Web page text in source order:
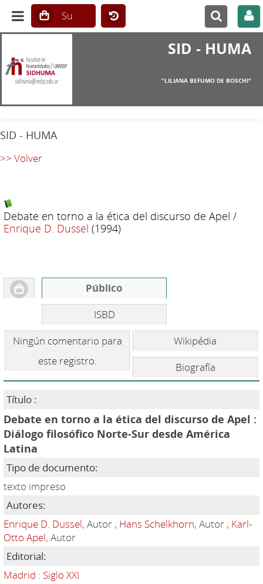
SID - HUMA
"LILIANA BEFUMO DE BOSCHI"
SID - HUMA
>> Volver
Debate en torno a la ética del discurso de Apel /
Enrique D. Dussel (1994)
Público
ISBD
Ningún comentario para
este registro.
Wikipédia
Biografía
Título :
Debate en torno a la ética del discurso de Apel :
Diálogo filosófico Norte-Sur desde América
Latina
Tipo de documento:
texto impreso
Autores:
Enrique D. Dussel, Autor ; Hans Schelkhorn, Autor ; Karl-
Otto Apel, Autor
Editorial:
Madrid : Siglo XXI